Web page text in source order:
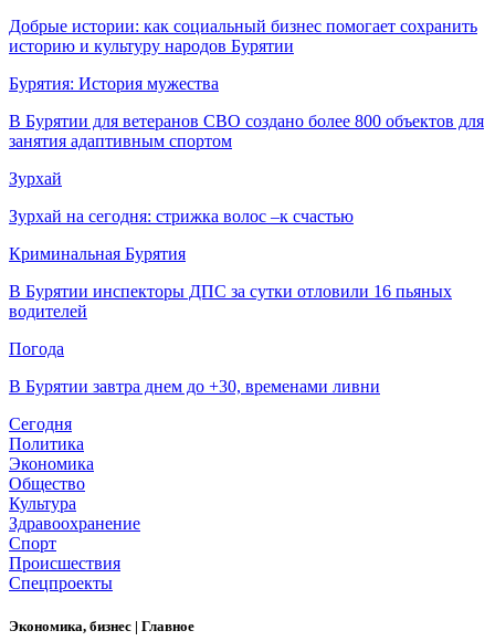
Добрые истории: как социальный бизнес помогает сохранить
историю и культуру народов Бурятии
Бурятия: История мужества
В Бурятии для ветеранов СВО создано более 800 объектов для
занятия адаптивным спортом
Зурхай
Зурхай на сегодня: стрижка волос –к счастью
Криминальная Бурятия
В Бурятии инспекторы ДПС за сутки отловили 16 пьяных
водителей
Погода
В Бурятии завтра днем до +30, временами ливни
Сегодня
Политика
Экономика
Общество
Культура
Здравоохранение
Спорт
Происшествия
Спецпроекты
Экономика, бизнес | Главное